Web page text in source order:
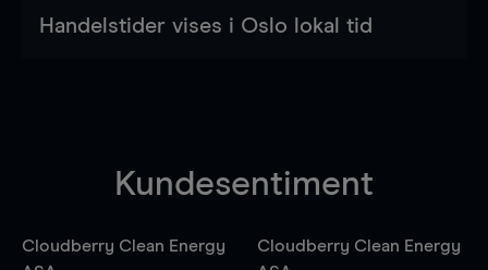
Handelstider vises i Oslo lokal tid
Kundesentiment
Cloudberry Clean Energy
Cloudberry Clean Energy